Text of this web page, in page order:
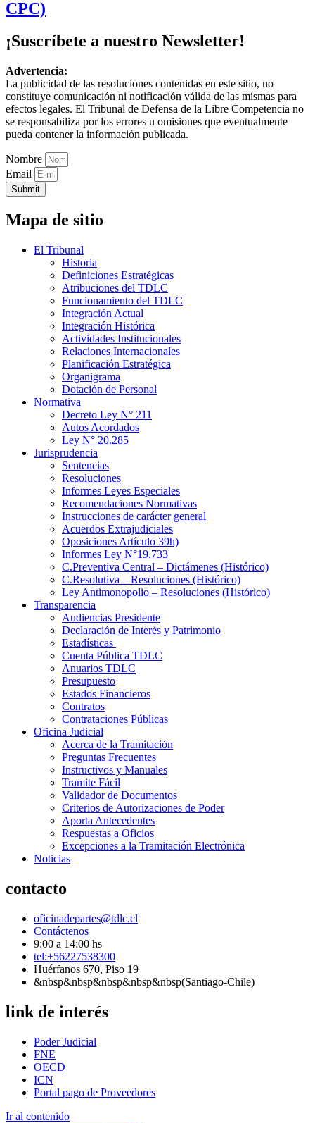
CPC)
¡Suscríbete a nuestro Newsletter!
Advertencia:
La publicidad de las resoluciones contenidas en este sitio, no
constituye comunicación ni notificación válida de las mismas para
efectos legales. El Tribunal de Defensa de la Libre Competencia no
se responsabiliza por los errores u omisiones que eventualmente
pueda contener la información publicada.
Nombre
Email
Submit
Mapa de sitio
El Tribunal
Historia
Definiciones Estratégicas
Atribuciones del TDLC
Funcionamiento del TDLC
Integración Actual
Integración Histórica
Actividades Institucionales
Relaciones Internacionales
Planificación Estratégica
Organigrama
Dotación de Personal
Normativa
Decreto Ley N° 211
Autos Acordados
Ley N° 20.285
Jurisprudencia
Sentencias
Resoluciones
Informes Leyes Especiales
Recomendaciones Normativas
Instrucciones de carácter general
Acuerdos Extrajudiciales
Oposiciones Artículo 39h)
Informes Ley N°19.733
C.Preventiva Central – Dictámenes (Histórico)
C.Resolutiva – Resoluciones (Histórico)
Ley Antimonopolio – Resoluciones (Histórico)
Transparencia
Audiencias Presidente
Declaración de Interés y Patrimonio
Estadísticas
Cuenta Pública TDLC
Anuarios TDLC
Presupuesto
Estados Financieros
Contratos
Contrataciones Públicas
Oficina Judicial
Acerca de la Tramitación
Preguntas Frecuentes
Instructivos y Manuales
Tramite Fácil
Validador de Documentos
Criterios de Autorizaciones de Poder
Aporta Antecedentes
Respuestas a Oficios
Excepciones a la Tramitación Electrónica
Noticias
contacto
oficinadepartes@tdlc.cl
Contáctenos
9:00 a 14:00 hs
tel:+56227538300
Huérfanos 670, Piso 19
&nbsp&nbsp&nbsp&nbsp&nbsp(Santiago-Chile)
link de interés
Poder Judicial
FNE
OECD
ICN
Portal pago de Proveedores
Ir al contenido